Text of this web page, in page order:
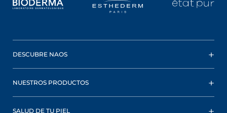
DESCUBRE NAOS
NUESTROS PRODUCTOS
SALUD DE TU PIEL